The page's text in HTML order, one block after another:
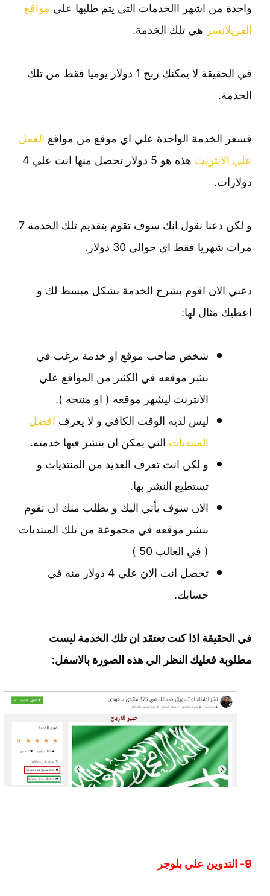
واحدة من اشهر االخدمات التي يتم طلبها عليمواقع
الفريلانسرهي تلك الخدمة.
في الحقيقة لا يمكنك ربح 1 دولار يوميا فقط من تلك
الخدمة.
فسعر الخدمة الواحدة علي اي موقع من مواقعالعمل
علي الانترنت
هذه هو 5 دولار تحصل منها انت علي 4
دولارات.
و لكن دعنا نقول انك سوف تقوم بتقديم تلك الخدمة 7
مرات شهريا فقط اي حوالي 30 دولار.
دعني الان اقوم بشرح الخدمة بشكل مبسط لك و
اعطيك مثال لها:
شخص صاحب موقع او خدمة يرغب في
نشر موقعه في الكثير من المواقع علي
الانترنت ليشهر موقعه ( او منتجه ).
ليس لديه الوقت الكافي و لا يعرفافضل
المنتدياتالتي يمكن ان ينشر فيها خدمته.
و لكن انت تعرف العديد من المنتديات و
تستطيع النشر بها.
الان سوف يأتي اليك و يطلب منك ان تقوم
بنشر موقعه في مجموعة من تلك المنتديات
( في الغالب 50 )
تحصل انت الان علي 4 دولار منه في
حسابك.
في الحقيقة اذا كنت تعتقد ان تلك الخدمة ليست
مطلوبة فعليك النظر الي هذه الصورة بالاسفل: